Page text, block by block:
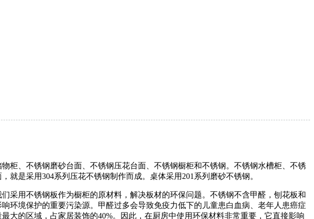
柜、不锈钢磨砂台面、不锈钢压花台面、不锈钢橱柜和不锈钢。不锈钢水槽柜、不锈
是采用304系列压花不锈钢制作而成。桌体采用201系列磨砂不锈钢。
采用不锈钢板作为橱柜的原材料，解决板材的环保问题。不锈钢不含甲醛，刨花板和
环境保护的重要污染源。甲醛过多会导致免疫力低下的儿童患白血病、老年人患癌症
大的区域，占家居装饰的40%。因此，在厨房中使用环保材料非常重要，它直接影响